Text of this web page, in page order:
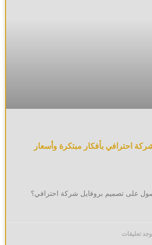
احترافي بأفكار مبتكرة وأسعار
على تصميم بروفايل شركة احترافي؟
تعليقات